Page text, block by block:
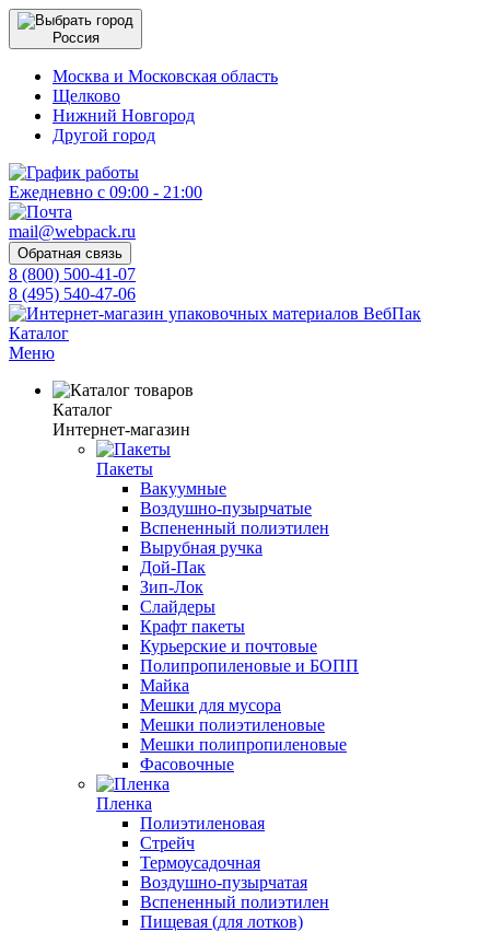
Россия
Москва и Московская область
Щелково
Нижний Новгород
Другой город
Ежедневно с 09:00 - 21:00
mail@webpack.ru
Обратная связь
8 (800) 500-41-07
8 (495) 540-47-06
Каталог
Меню
Каталог
Интернет-магазин
Пакеты
Вакуумные
Воздушно-пузырчатые
Вспененный полиэтилен
Вырубная ручка
Дой-Пак
Зип-Лок
Слайдеры
Крафт пакеты
Курьерские и почтовые
Полипропиленовые и БОПП
Майка
Мешки для мусора
Мешки полиэтиленовые
Мешки полипропиленовые
Фасовочные
Пленка
Полиэтиленовая
Стрейч
Термоусадочная
Воздушно-пузырчатая
Вспененный полиэтилен
Пищевая (для лотков)